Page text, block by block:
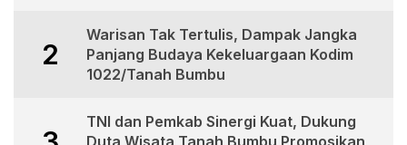
2
Warisan Tak Tertulis, Dampak Jangka
Panjang Budaya Kekeluargaan Kodim
1022/Tanah Bumbu
TNI dan Pemkab Sinergi Kuat, Dukung